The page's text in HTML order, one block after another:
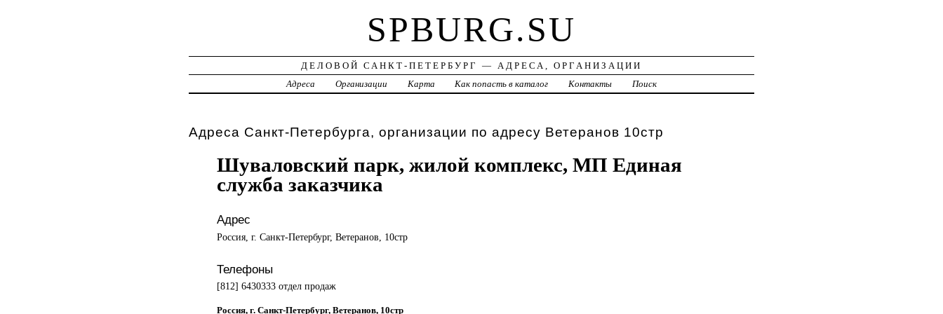
SPBURG.SU
ДЕЛОВОЙ САНКТ-ПЕТЕРБУРГ — АДРЕСА, ОРГАНИЗАЦИИ
Адреса
Организации Карта Как попасть в каталог Контакты Поиск
Адреса Санкт-Петербурга, организации по адресу Ветеранов 10стр
Шуваловский парк, жилой комплекс, МП Единая
служба заказчика
Адрес
Россия, г. Санкт-Петербург, Ветеранов, 10стр
Телефоны
[812] 6430333 отдел продаж
Россия, г. Санкт-Петербург, Ветеранов, 10стр